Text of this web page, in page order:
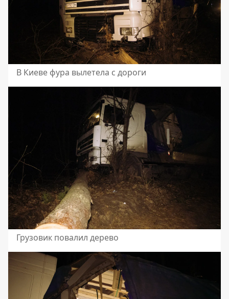
В Киеве фура вылетела с дороги
Грузовик повалил дерево